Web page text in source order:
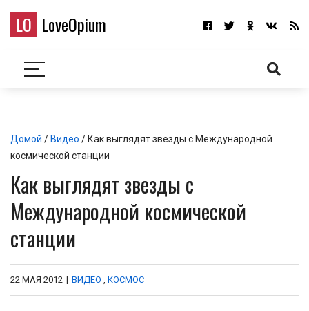
LO LoveOpium
Домой / Видео / Как выглядят звезды с Международной
космической станции
Как выглядят звезды с
Международной космической
станции
22 МАЯ 2012 | ВИДЕО , КОСМОС